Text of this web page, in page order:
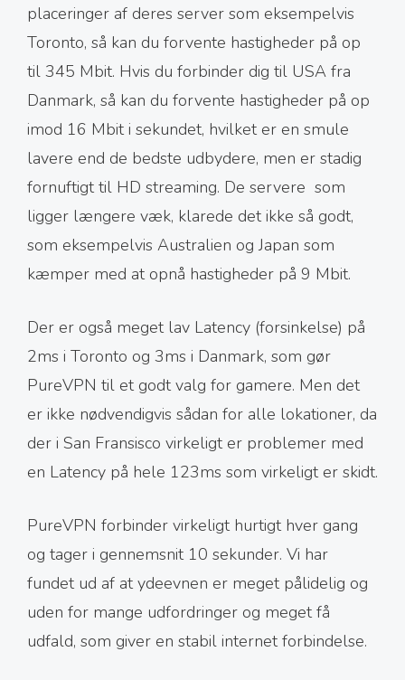
placeringer af deres server som eksempelvis
Toronto, så kan du forvente hastigheder på op
til 345 Mbit. Hvis du forbinder dig til USA fra
Danmark, så kan du forvente hastigheder på op
imod 16 Mbit i sekundet, hvilket er en smule
lavere end de bedste udbydere, men er stadig
fornuftigt til HD streaming. De servere som
ligger længere væk, klarede det ikke så godt,
som eksempelvis Australien og Japan som
kæmper med at opnå hastigheder på 9 Mbit.
Der er også meget lav Latency (forsinkelse) på
2ms i Toronto og 3ms i Danmark, som gør
PureVPN til et godt valg for gamere. Men det
er ikke nødvendigvis sådan for alle lokationer, da
der i San Fransisco virkeligt er problemer med
en Latency på hele 123ms som virkeligt er skidt.
PureVPN forbinder virkeligt hurtigt hver gang
og tager i gennemsnit 10 sekunder. Vi har
fundet ud af at ydeevnen er meget pålidelig og
uden for mange udfordringer og meget få
udfald, som giver en stabil internet forbindelse.